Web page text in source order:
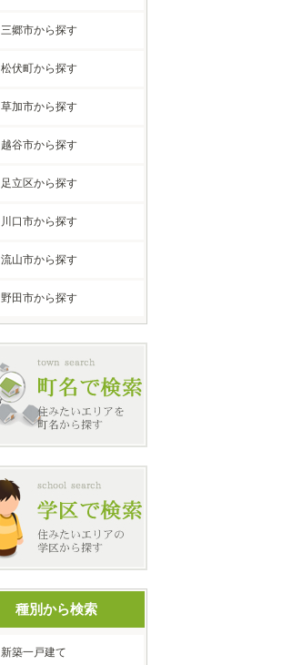
三郷市から探す
松伏町から探す
草加市から探す
越谷市から探す
足立区から探す
川口市から探す
流山市から探す
野田市から探す
種別から検索
新築一戸建て